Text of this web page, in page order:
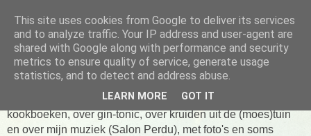
Tarte taart An
Tien jaar Tarte taart An! Niet altijd online, wel vaak te vinden
in de keuken! Om te koken, om te eten en om verhalen te
delen. Over Franse patisserie, over koken uit favoriete
kookboeken, over gin-tonic, over kruiden uit de (moes)tuin
en over mijn muziek (Salon Perdu), met foto's en soms
This site uses cookies from Google to deliver its services
and to analyze traffic. Your IP address and user-agent are
shared with Google along with performance and security
metrics to ensure quality of service, generate usage
statistics, and to detect and address abuse.
LEARN MORE GOT IT